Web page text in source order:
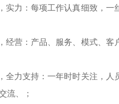
实力：每项工作认真细致，一
经营：产品、服务、模式、客
全力支持：一年时时关注，人
流、；